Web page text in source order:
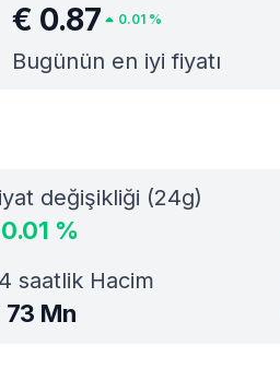
€ 0.87 0.01 %
Bugünün en iyi fiyatı
değişikliği (24g)
0.01 %
saatlik Hacim
73 Mn